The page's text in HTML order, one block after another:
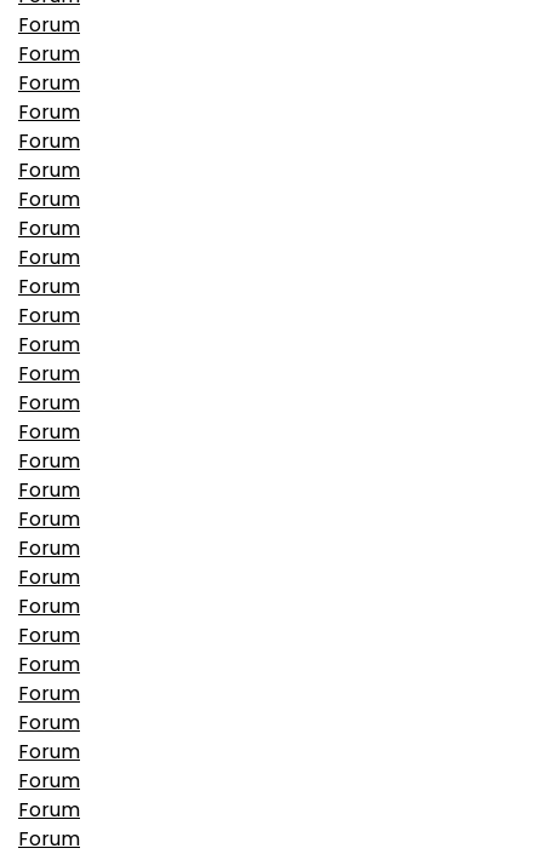
Forum
Forum
Forum
Forum
Forum
Forum
Forum
Forum
Forum
Forum
Forum
Forum
Forum
Forum
Forum
Forum
Forum
Forum
Forum
Forum
Forum
Forum
Forum
Forum
Forum
Forum
Forum
Forum
Forum